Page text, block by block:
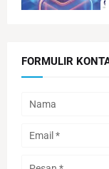
FORMULIR